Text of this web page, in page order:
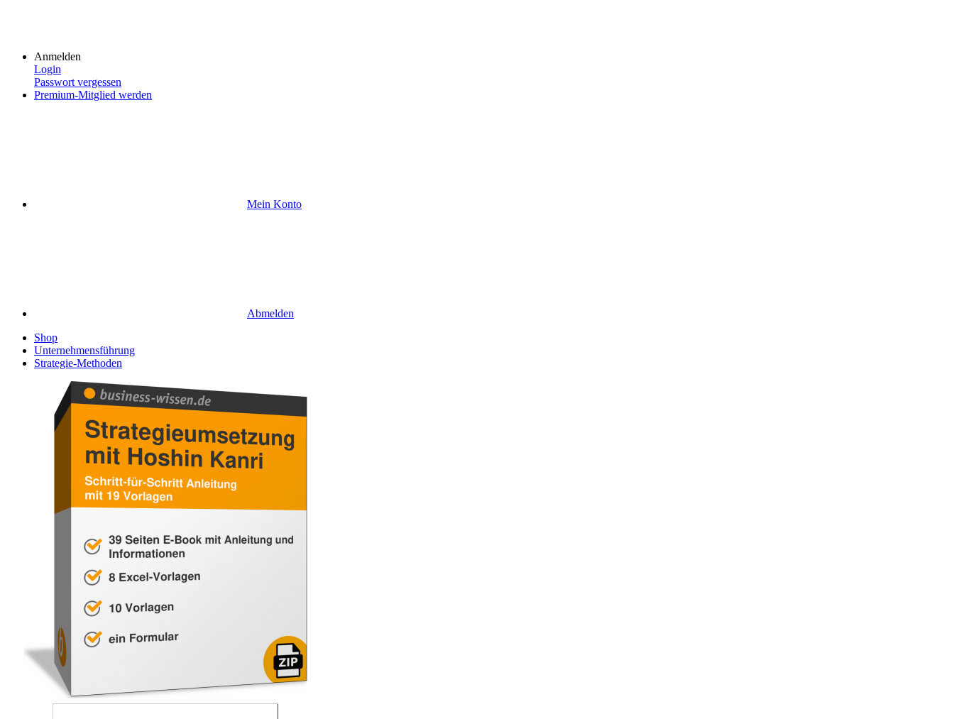
Anmelden
Login
Passwort vergessen
Premium-Mitglied werden
Mein Konto
Abmelden
Shop
Unternehmensführung
Strategie-Methoden